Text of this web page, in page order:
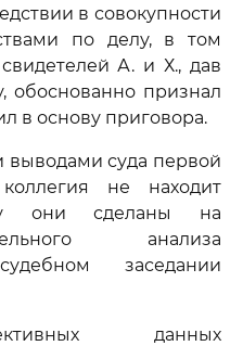
в совокупности
по делу, в том
А. и Х., дав
обоснованно признал
в основу приговора.
выводами суда первой
не находит
они сделаны на
анализа
заседании
данных